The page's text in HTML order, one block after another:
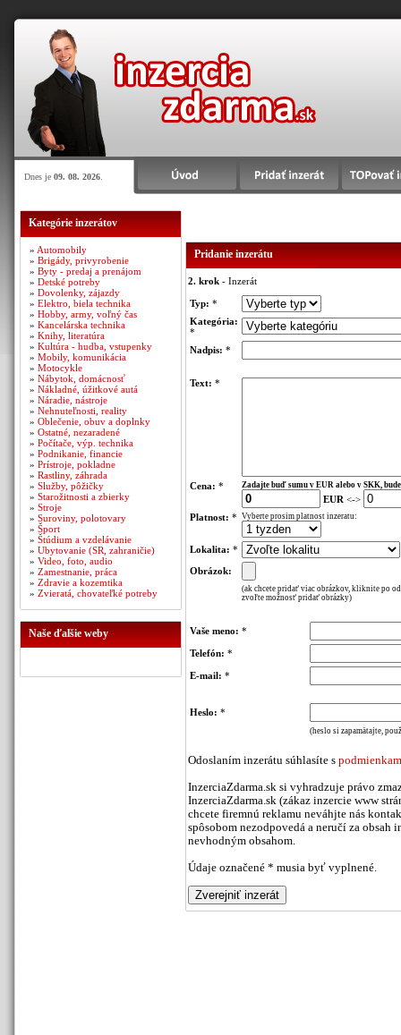
Dnes je 09. 08. 2026
Kategórie inzerátov
» Automobily
» Brigády, privyrobenie
» Byty - predaj a prenájom
» Detské potreby
» Dovolenky, zájazdy
» Elektro, biela technika
» Hobby, army, voľný čas
» Kancelárska technika
» Knihy, literatúra
» Kultúra - hudba, vstupenky
» Mobily, komunikácia
» Motocykle
» Nábytok, domácnosť
» Nákladné, úžitkové autá
» Náradie, nástroje
» Nehnuteľnosti, reality
» Oblečenie, obuv a doplnky
» Ostatné, nezaradené
» Počítače, výp. technika
» Podnikanie, financie
» Prístroje, pokladne
» Rastliny, záhrada
» Služby, pôžičky
» Starožitnosti a zbierky
» Stroje
» Suroviny, polotovary
» Šport
» Štúdium a vzdelávanie
» Ubytovanie (SR, zahraničie)
» Video, foto, audio
» Zamestnanie, práca
» Zdravie a kozemtika
» Zvieratá, chovateľké potreby
Naše ďalšie weby
Pridanie inzerátu
2. krok - Inzerát
Typ: *
Kategória:
*
Nadpis: *
Text: *
Cena: * Zadajte buď sumu v EUR alebo v SKK,
EUR <->
Platnost: * Vyberte prosim platnost inzeratu:
Lokalita: *
Obrázok:
(ak chcete pridať viac obrázkov, kliknite po
zvoľte možnosť pridať obrázky)
Vaše meno: *
Telefón: *
E-mail: *
Heslo: *
(heslo si zapamätajte,
Odoslaním inzerátu súhlasíte s
InzerciaZdarma.sk si vyhradzuje právo
InzerciaZdarma.sk (zákaz inzercie www
chcete firemnú reklamu neváhjte nás
spôsobom nezodpovedá a neručí za
nevhodným obsahom.
Údaje označené * musia byť vyplnené.